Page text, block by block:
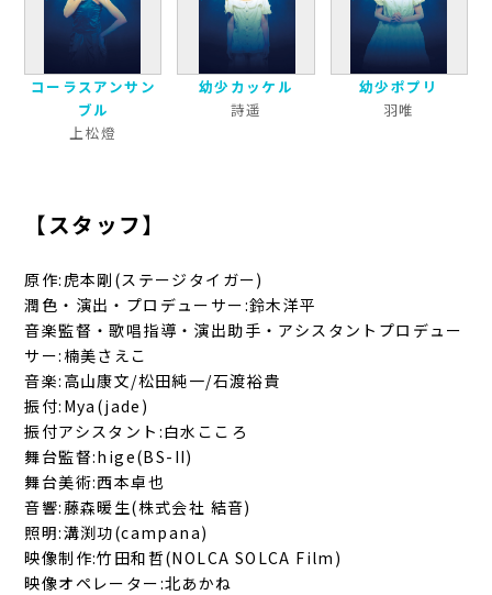
コーラスアンサン
ブル
上松燈
幼少カッケル
詩遥
幼少ポプリ
羽唯
【スタッフ】
原作:虎本剛(ステージタイガー)
潤色・演出・プロデューサー:鈴木洋平
音楽監督・歌唱指導・演出助手・アシスタントプロデュー
サー:楠美さえこ
音楽:高山康文/松田純一/石渡裕貴
振付:Mya(jade)
振付アシスタント:白水こころ
舞台監督:hige(BS-II)
舞台美術:西本卓也
音響:藤森暖生(株式会社 結音)
照明:溝渕功(campana)
映像制作:竹田和哲(NOLCA SOLCA Film)
映像オペレーター:北あかね